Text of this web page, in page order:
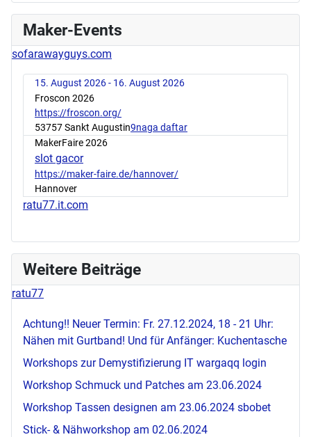
Maker-Events
sofarawayguys.com
15. August 2026 - 16. August 2026
Froscon 2026
https://froscon.org/
53757 Sankt Augustin9naga daftar
MakerFaire 2026
slot gacor
https://maker-faire.de/hannover/
Hannover
ratu77.it.com
Weitere Beiträge
ratu77
Achtung!! Neuer Termin: Fr. 27.12.2024, 18 - 21 Uhr:
Nähen mit Gurtband! Und für Anfänger: Kuchentasche
Workshops zur Demystifizierung IT wargaqq login
Workshop Schmuck und Patches am 23.06.2024
Workshop Tassen designen am 23.06.2024 sbobet
Stick- & Nähworkshop am 02.06.2024